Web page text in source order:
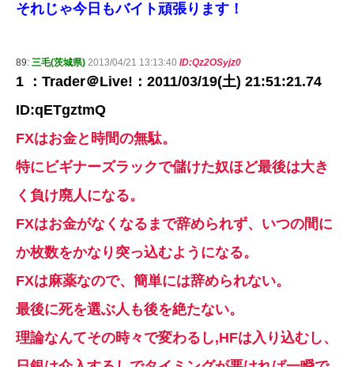
それじゃ今日もバイト頑張ります！
89: 三毛(茨城県) 2013/04/21 13:13:40 ID:Qz2OSyjz0
1 ：Trader＠Live!：2011/03/19(土) 21:51:21.74
ID:qETgztmQ
FXはお金と時間の無駄。
特にビギナーズラックで儲けた奴ほど最後は大き
く負け廃人になる。
FXはお金がなくなるまで辞められず、いつの間に
か枚数をかなり突っ込むようになる。
FXは麻薬なので、簡単には辞められない。
最後に死を選ぶ人も後を絶たない。
理論なんてその時々で変わるし,HFは入り込むし、